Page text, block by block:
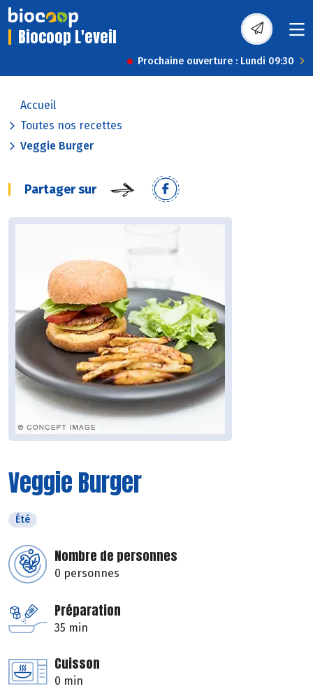
Biocoop L'eveil
Prochaine ouverture : Lundi 09:30
Accueil
Toutes nos recettes
Veggie Burger
Partager sur
Veggie Burger
Été
Nombre de personnes
0 personnes
Préparation
35 min
Cuisson
0 min